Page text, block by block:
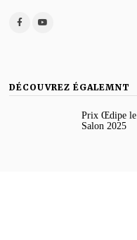
DÉCOUVREZ ÉGALEMNT
Prix Œdipe le
Salon 2025